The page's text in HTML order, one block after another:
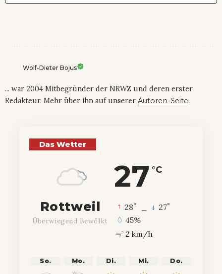
Wolf-Dieter Bojus
... war 2004 Mitbegründer der NRWZ und deren erster
Redakteur. Mehr über ihn auf unserer Autoren-Seite.
Das Wetter
27 °C
Rottweil
Überwiegend Bewölkt
28° 27°
45%
2 km/h
So. Mo. Di. Mi. Do.